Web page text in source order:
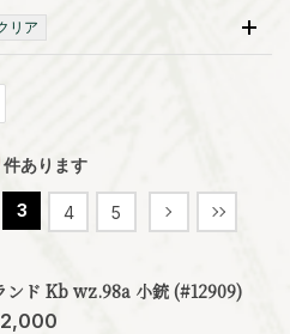
リア
件あります
3 4 5
ンド Kb wz.98a 小銃 (#12909)